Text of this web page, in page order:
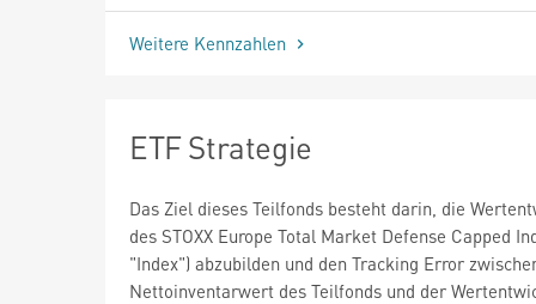
Weitere Kennzahlen
ETF Strategie
Das Ziel dieses Teilfonds besteht darin, die
des STOXX Europe Total Market Defense Capped
"Index") abzubilden und den Tracking Error
Nettoinventarwert des Teilfonds und der